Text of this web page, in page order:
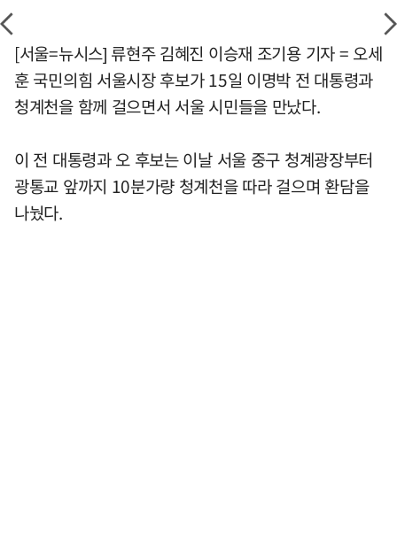
[서울=뉴시스] 류현주 김혜진 이승재 조기용 기자 = 오세
훈 국민의힘 서울시장 후보가 15일 이명박 전 대통령과
청계천을 함께 걸으면서 서울 시민들을 만났다.
이 전 대통령과 오 후보는 이날 서울 중구 청계광장부터
광통교 앞까지 10분가량 청계천을 따라 걸으며 환담을
나눴다.